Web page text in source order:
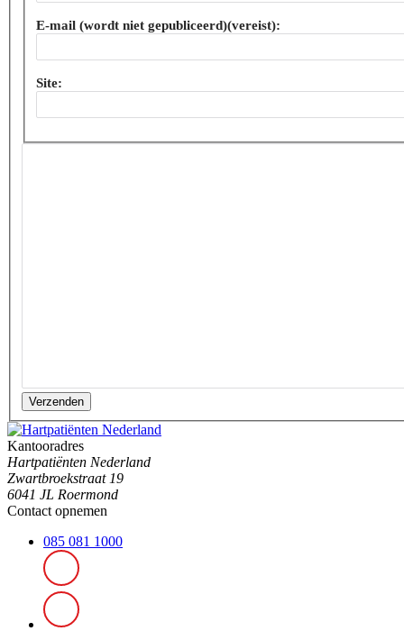
E-mail (wordt niet gepubliceerd)(vereist):
Site:
Verzenden
Kantooradres
Hartpatiënten Nederland
Zwartbroekstraat 19
6041 JL Roermond
Contact opnemen
085 081 1000